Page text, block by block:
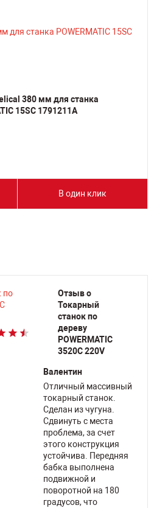
380 мм для станка
15SC 1791211A
В один клик
Отзыв о
Токарный
станок по
дереву
POWERMATIC
3520C 220V
Валентин
Отличный массивный
токарный станок.
Сделан из чугуна.
Сдвинуть с места
проблема, за счет
этого конструкция
устойчива. Передняя
бабка выполнена
подвижной и
поворотной на 180
градусов, что